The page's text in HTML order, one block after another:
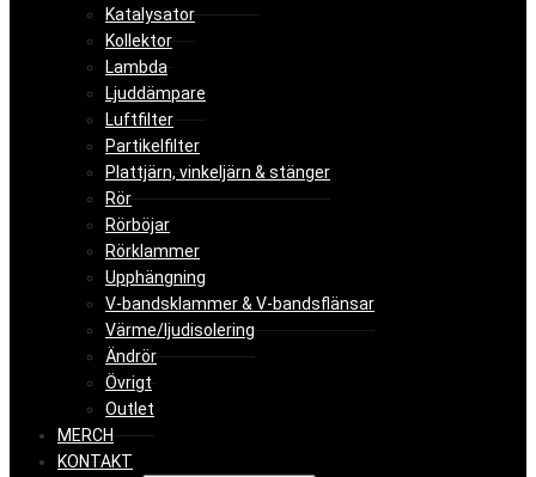
Katalysator
Kollektor
Lambda
Ljuddämpare
Luftfilter
Partikelfilter
Plattjärn, vinkeljärn & stänger
Rör
Rörböjar
Rörklammer
Upphängning
V-bandsklammer & V-bandsflänsar
Värme/ljudisolering
Ändrör
Övrigt
Outlet
MERCH
KONTAKT